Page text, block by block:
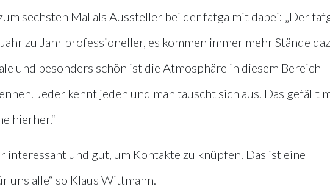
sechsten Mal als Aussteller bei der fafga mit dabei: „Der
zu Jahr professioneller, es kommen immer mehr Stände
und besonders schön ist die Atmosphäre in diesem Bereich
Jeder kennt jeden und man tauscht sich aus. Das gefällt
hierher.“
interessant und gut, um Kontakte zu knüpfen. Das ist eine
alle“ so Klaus Wittmann.